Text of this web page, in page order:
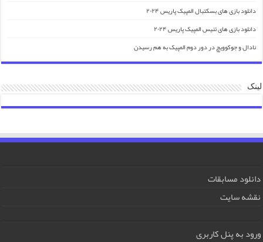
دانلود بازی های بسکتبال المپیک پاریس ۲۰۲۴
دانلود بازی های تنیس المپیک پاریس ۲۰۲۴
نادال و جوکوویچ در دور دوم المپیک به هم رسیدن
لینک
دانلود مسابقات
نقشه سایت
ورود به پنل کاربری